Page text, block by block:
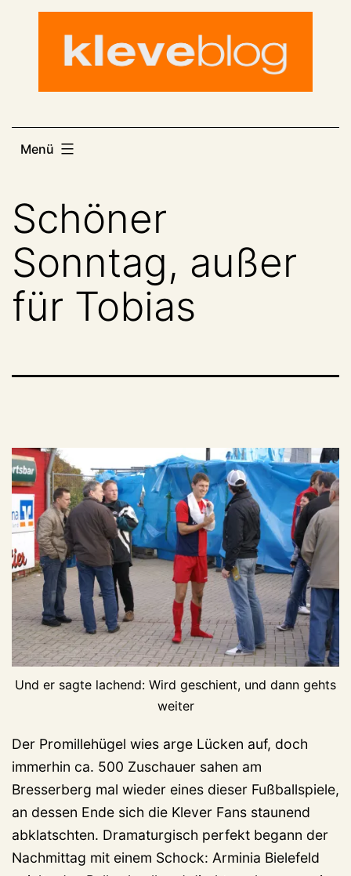
Menü
Schöner
Sonntag, außer
für Tobias
Und er sagte lachend: Wird geschient, und dann gehts
weiter
Der Promillehügel wies arge Lücken auf, doch
immerhin ca. 500 Zuschauer sahen am
Bresserberg mal wieder eines dieser Fußballspiele,
an dessen Ende sich die Klever Fans staunend
abklatschten. Dramaturgisch perfekt begann der
Nachmittag mit einem Schock: Arminia Bielefeld